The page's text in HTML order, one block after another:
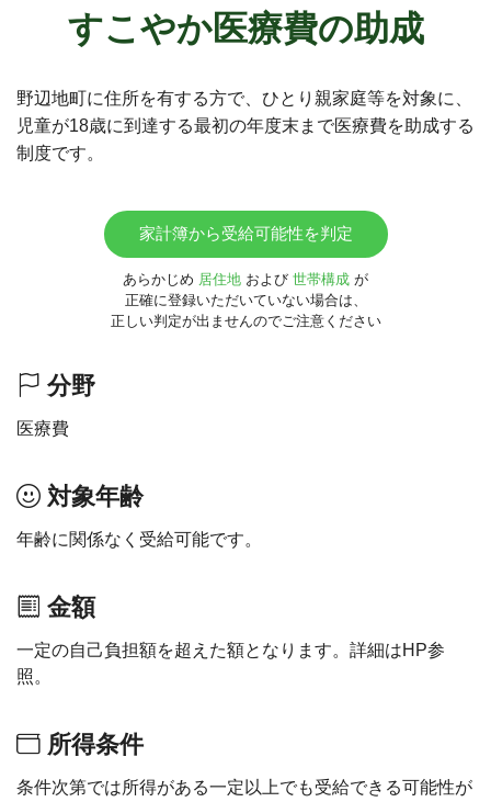
すこやか医療費の助成
野辺地町に住所を有する方で、ひとり親家庭等を対象に、
児童が18歳に到達する最初の年度末まで医療費を助成する
制度です。
家計簿から受給可能性を判定
あらかじめ 居住地 および 世帯構成 が
正確に登録いただいていない場合は、
正しい判定が出ませんのでご注意ください
分野
医療費
対象年齢
年齢に関係なく受給可能です。
金額
一定の自己負担額を超えた額となります。詳細はHP参
照。
所得条件
条件次第では所得がある一定以上でも受給できる可能性が